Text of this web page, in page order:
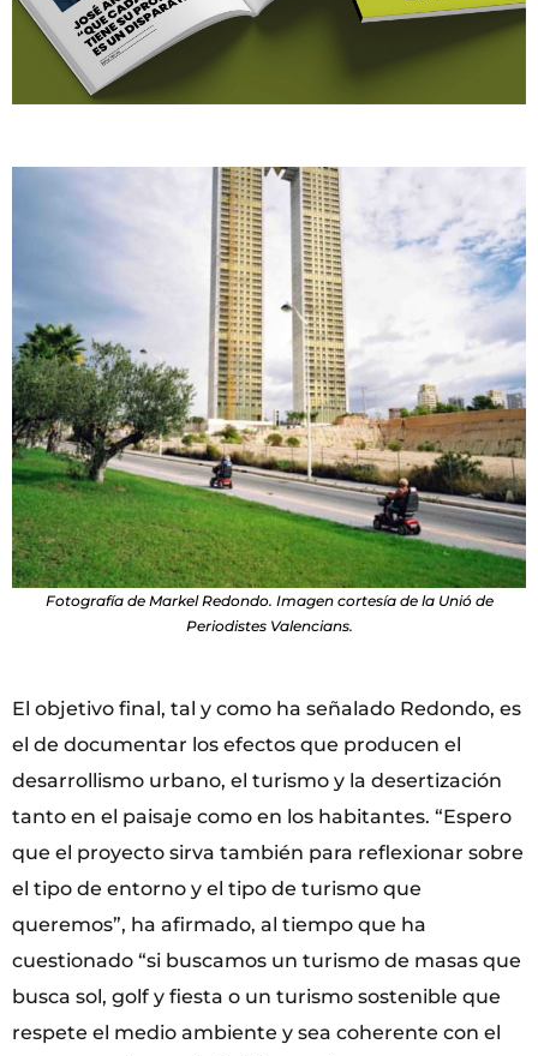
Fotografía de Markel Redondo. Imagen cortesía de la Unió de
Periodistes Valencians.
El objetivo final, tal y como ha señalado Redondo, es
el de documentar los efectos que producen el
desarrollismo urbano, el turismo y la desertización
tanto en el paisaje como en los habitantes. “Espero
que el proyecto sirva también para reflexionar sobre
el tipo de entorno y el tipo de turismo que
queremos”, ha afirmado, al tiempo que ha
cuestionado “si buscamos un turismo de masas que
busca sol, golf y fiesta o un turismo sostenible que
respete el medio ambiente y sea coherente con el